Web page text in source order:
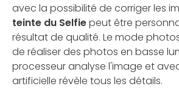
avec la possibilité de corriger les
teinte du Selfiepeut être
résultat de qualité. Le mode
de réaliser des photos en basse
processeur analyse l'image et
artificielle révèle tous les détails.